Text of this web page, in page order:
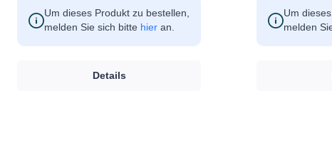
Um dieses Produkt zu bestellen,
melden Sie sich bitte hier an.
Details
Um
melden